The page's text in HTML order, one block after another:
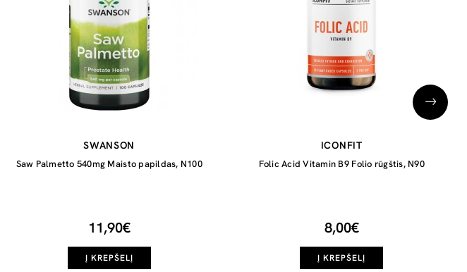
SWANSON
Saw Palmetto 540mg Maisto papildas, N100
11,90€
Į KREPŠELĮ
ICONFIT
Folic Acid Vitamin B9 Folio rūgštis, N90
8,00€
Į KREPŠELĮ